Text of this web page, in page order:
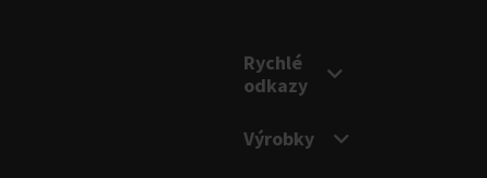
Rychlé
odkazy
Výrobky